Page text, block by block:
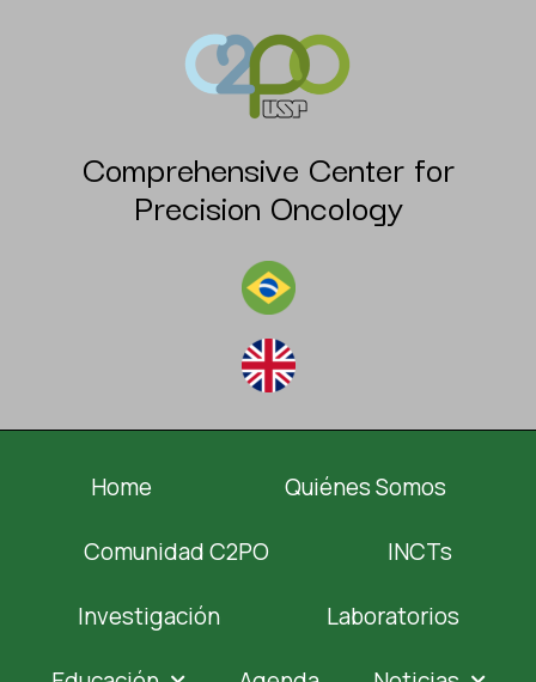
Comprehensive Center for
Precision Oncology
Home Quiénes Somos
Comunidad C2PO INCTs
Investigación Laboratorios